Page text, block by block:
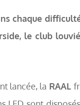
chaque
le club
lancée, la RAAL